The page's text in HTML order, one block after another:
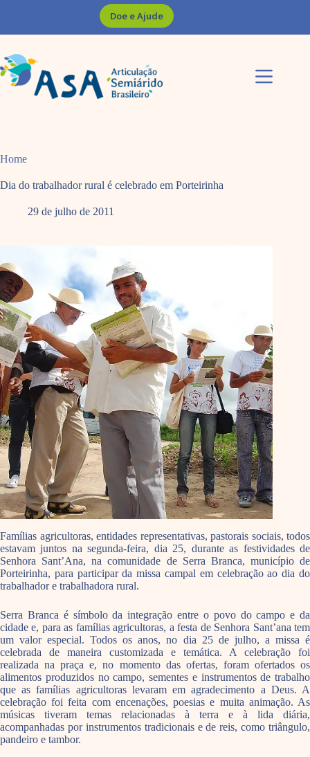
Doe e Ajude
Home
Dia do trabalhador rural é celebrado em Porteirinha
29 de julho de 2011
Famílias agricultoras, entidades representativas, pastorais sociais, todos
estavam juntos na segunda-feira, dia 25, durante as festividades de
Senhora Sant’Ana, na comunidade de Serra Branca, município de
Porteirinha, para participar da missa campal em celebração ao dia do
trabalhador e trabalhadora rural.
Serra Branca é símbolo da integração entre o povo do campo e da
cidade e, para as famílias agricultoras, a festa de Senhora Sant’ana tem
um valor especial. Todos os anos, no dia 25 de julho, a missa é
celebrada de maneira customizada e temática. A celebração foi
realizada na praça e, no momento das ofertas, foram ofertados os
alimentos produzidos no campo, sementes e instrumentos de trabalho
que as famílias agricultoras levaram em agradecimento a Deus. A
celebração foi feita com encenações, poesias e muita animação. As
músicas tiveram temas relacionadas à terra e à lida diária,
acompanhadas por instrumentos tradicionais e de reis, como triângulo,
pandeiro e tambor.